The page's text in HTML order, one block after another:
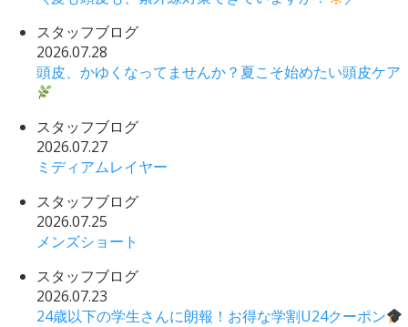
スタッフブログ
2026.07.28
頭皮、かゆくなってませんか？夏こそ始めたい頭皮ケア
スタッフブログ
2026.07.27
ミディアムレイヤー
スタッフブログ
2026.07.25
メンズショート
スタッフブログ
2026.07.23
24歳以下の学生さんに朗報！お得な学割U24クーポン